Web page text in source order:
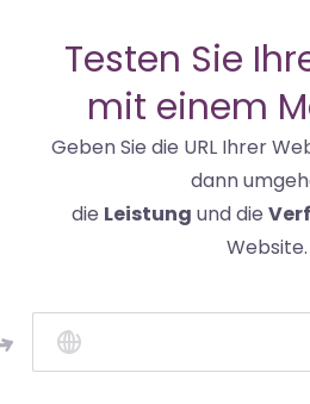
Websites
und
Internet-
Diensten
Uptime
Testen Sie
mit einem
Geben Sie die URL Ihrer
dann
die Leistung und die
Website.